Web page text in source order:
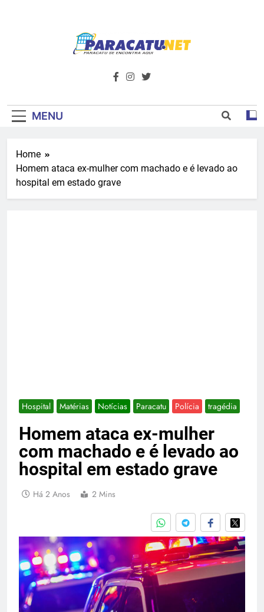
Paracatu.net –
Notícias E
Primeiro Do
Noroeste De
além de tudo sobre esportes e
MENU
Home
Homem ataca ex-mulher com machado e é levado ao
hospital em estado grave
Hospital Matérias Notícias Paracatu Polícia tragédia
Homem ataca ex-mulher
com machado e é levado ao
hospital em estado grave
Há 2 Anos 2 Mins